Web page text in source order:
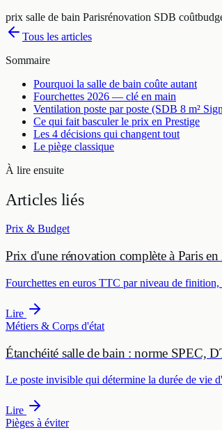
prix salle de bain Parisrénovation SDB coût
Tous les articles
Sommaire
Pourquoi la salle de bain coûte autant
Fourchettes 2026 — clé en main
Ventilation poste par poste (SDB 8 m²
Ce qui fait basculer le prix en Prestige
Les 4 décisions qui changent tout
Le piège classique
À lire ensuite
Articles liés
Prix & Budget
Prix d'une rénovation complète à Paris
Fourchettes en euros TTC par niveau de
Lire
Métiers & Corps d'état
Étanchéité salle de bain : norme SPEC,
Le poste invisible qui détermine la durée de vie
Lire
Pièges à éviter